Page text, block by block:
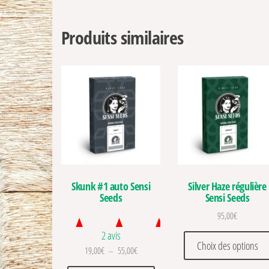
Produits similaires
Skunk #1 auto Sensi
Seeds
2 avis
19,00€ – 55,00€Plage de prix : 19,00€ à 55,00€
Silver Haze régulière
Sensi Seeds
95,00€
Choix des options